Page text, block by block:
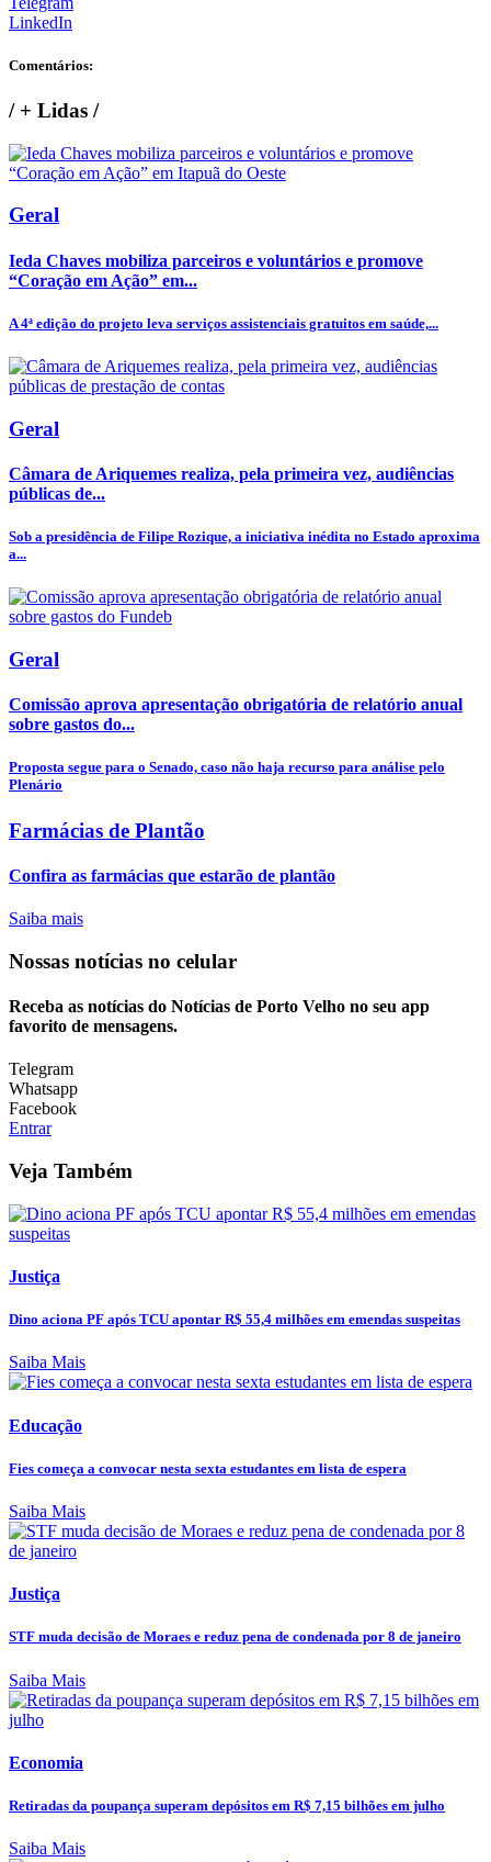
LinkedIn
Comentários:
/+ Lidas /
Geral
Ieda Chaves mobiliza parceiros e voluntários e promove
“Coração em Ação” em...
A 4ª edição do projeto leva serviços assistenciais gratuitos em saúde,...
Geral
Câmara de Ariquemes realiza, pela primeira vez, audiências
públicas de...
Sob a presidência de Filipe Rozique, a iniciativa inédita no Estado aproxima
a...
Geral
Comissão aprova apresentação obrigatória de relatório anual
sobre gastos do...
Proposta segue para o Senado, caso não haja recurso para análise pelo
Plenário
Farmácias de Plantão
Confira as farmácias que estarão de plantão
Saiba mais
Nossas notícias no celular
Receba as notícias do Notícias de Porto Velho no seu app
favorito de mensagens.
Telegram
Whatsapp
Facebook
Entrar
Veja Também
Justiça
Dino aciona PF após TCU apontar R$ 55,4 milhões em emendas suspeitas
Saiba Mais
Educação
Fies começa a convocar nesta sexta estudantes em lista de espera
Saiba Mais
Justiça
STF muda decisão de Moraes e reduz pena de condenada por 8 de janeiro
Saiba Mais
Economia
Retiradas da poupança superam depósitos em R$ 7,15 bilhões em julho
Saiba Mais